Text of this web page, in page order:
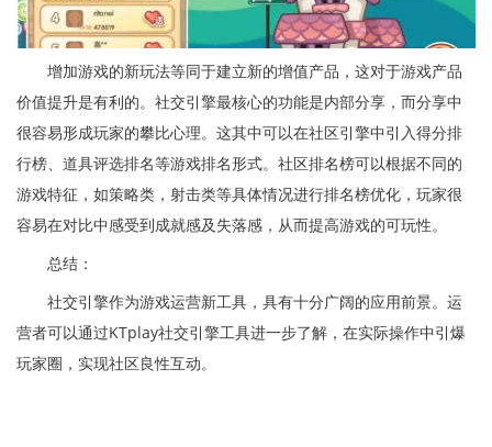
增加游戏的新玩法等同于建立新的增值产品，这对于游戏产品
价值提升是有利的。社交引擎最核心的功能是内部分享，而分享中
很容易形成玩家的攀比心理。这其中可以在社区引擎中引入得分排
行榜、道具评选排名等游戏排名形式。社区排名榜可以根据不同的
游戏特征，如策略类，射击类等具体情况进行排名榜优化，玩家很
容易在对比中感受到成就感及失落感，从而提高游戏的可玩性。
总结：
社交引擎作为游戏运营新工具，具有十分广阔的应用前景。运
营者可以通过KTplay社交引擎工具进一步了解，在实际操作中引爆
玩家圈，实现社区良性互动。